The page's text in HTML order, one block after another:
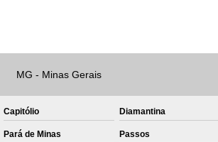
Private Label para Roupa Minas Gerais
Private Label Roupas Femininas Recife
MG - Minas Gerais
Capitólio Diamantina
Pará de Minas Passos